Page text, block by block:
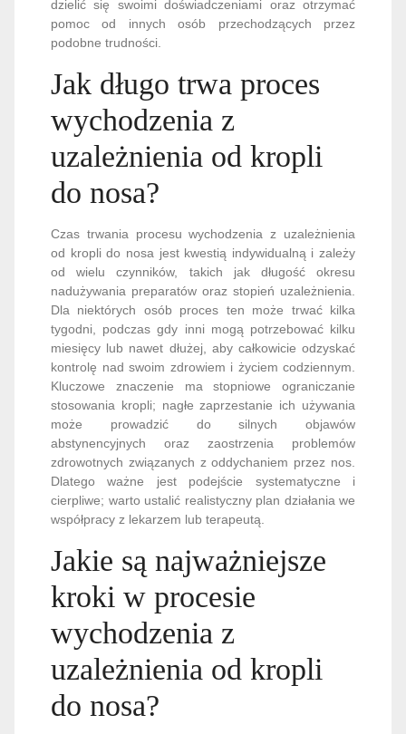
dzielić się swoimi doświadczeniami oraz otrzymać
pomoc od innych osób przechodzących przez
podobne trudności.
Jak długo trwa proces
wychodzenia z
uzależnienia od kropli
do nosa?
Czas trwania procesu wychodzenia z uzależnienia
od kropli do nosa jest kwestią indywidualną i zależy
od wielu czynników, takich jak długość okresu
nadużywania preparatów oraz stopień uzależnienia.
Dla niektórych osób proces ten może trwać kilka
tygodni, podczas gdy inni mogą potrzebować kilku
miesięcy lub nawet dłużej, aby całkowicie odzyskać
kontrolę nad swoim zdrowiem i życiem codziennym.
Kluczowe znaczenie ma stopniowe ograniczanie
stosowania kropli; nagłe zaprzestanie ich używania
może prowadzić do silnych objawów
abstynencyjnych oraz zaostrzenia problemów
zdrowotnych związanych z oddychaniem przez nos.
Dlatego ważne jest podejście systematyczne i
cierpliwe; warto ustalić realistyczny plan działania we
współpracy z lekarzem lub terapeutą.
Jakie są najważniejsze
kroki w procesie
wychodzenia z
uzależnienia od kropli
do nosa?